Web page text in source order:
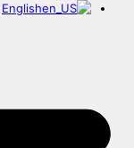
English